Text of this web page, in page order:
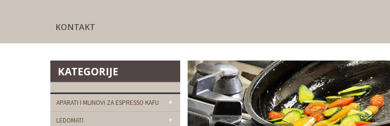
KONTAKT
KATEGORIJE
APARATI I MLINOVI ZA ESPRESSO KAFU +
LEDOMATI +